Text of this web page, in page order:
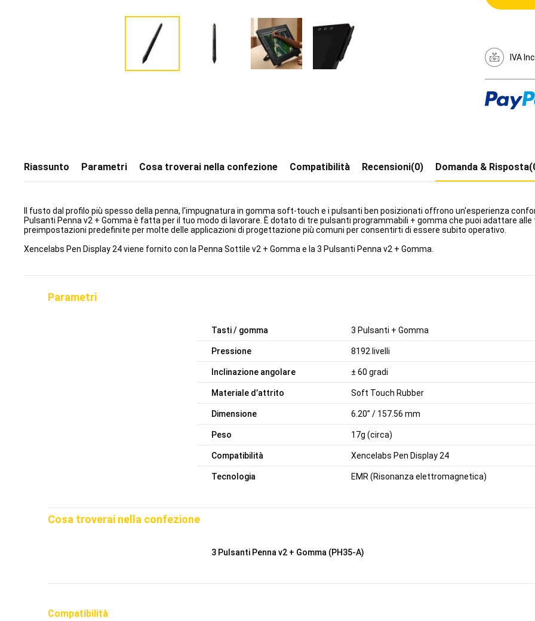
IVA
Riassunto Parametri Cosa troverai nella confezione Compatibilità Recensioni(0) Domanda &
Il fusto dal profilo più spesso della penna, l'impugnatura in gomma soft-touch e i pulsanti ben posizionati offrono un'esperienza
Pulsanti Penna v2 + Gomma è fatta per il tuo modo di lavorare. È dotato di tre pulsanti programmabili + gomma che puoi adattare
preimpostazioni predefinite per molte delle applicazioni di progettazione più comuni per consentirti di essere subito operativo.
Xencelabs Pen Display 24 viene fornito con la Penna Sottile v2 + Gomma e la 3 Pulsanti Penna v2 + Gomma.
Parametri
Tasti / gomma 3 Pulsanti + Gomma
Pressione 8192 livelli
Inclinazione angolare ± 60 gradi
Materiale d’attrito Soft Touch Rubber
Dimensione 6.20” / 157.56 mm
Peso 17g (circa)
Compatibilità Xencelabs Pen Display 24
Tecnologia EMR (Risonanza elettromagnetica)
Cosa troverai nella confezione
3 Pulsanti Penna v2 + Gomma (PH35-A)
Compatibilità